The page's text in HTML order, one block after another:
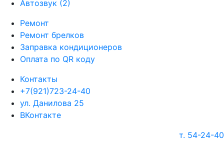
Автозвук (2)
Ремонт
Ремонт брелков
Заправка кондиционеров
Оплата по QR коду
Контакты
+7(921)723-24-40
ул. Данилова 25
ВКонтакте
т. 54-24-40